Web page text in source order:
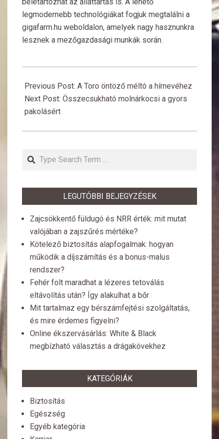
legmodernebb technológiákat fogjuk megtalálni a
gigafarm.hu weboldalon, amelyek nagy hasznunkra
lesznek a mezőgazdasági munkák során.
11-
17
Previous Post: A Toro öntöző méltó a hírnevéhez
Next Post: Összecsukható molnárkocsi a gyors
pakolásért
Search
LEGUTÓBBI BEJEGYZÉSEK
Zajcsökkentő füldugó és NRR érték: mit mutat
valójában a zajszűrés mértéke?
Kötelező biztosítás alapfogalmak: hogyan
működik a díjszámítás és a bonus-malus
rendszer?
Fehér folt maradhat a lézeres tetoválás
eltávolítás után? Így alakulhat a bőr
Mit tartalmaz egy bérszámfejtési szolgáltatás,
és mire érdemes figyelni?
Online ékszervásárlás: White & Black
megbízható választás a drágakövekhez
KATEGÓRIÁK
Biztosítás
Egészség
Egyéb kategória